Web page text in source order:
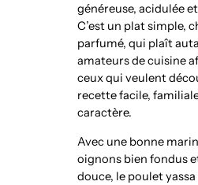
généreuse, acidulée
C’est un plat simple,
parfumé, qui plaît
amateurs de cuisine
ceux qui veulent
recette facile,
caractère.
Avec une bonne
oignons bien fondus
douce, le poulet